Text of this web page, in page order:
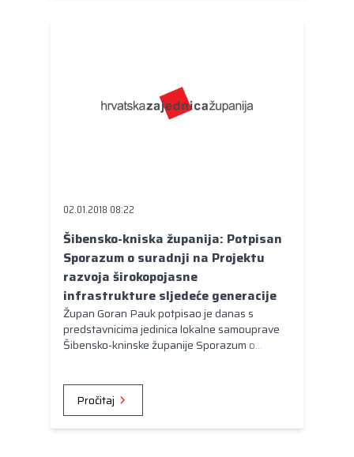
njihovom osobnom razvoju
02.01.2018 08:22
Šibensko-kniska županija: Potpisan
Sporazum o suradnji na Projektu
razvoja širokopojasne
infrastrukture sljedeće generacije
Župan Goran Pauk potpisao je danas s
predstavnicima jedinica lokalne samouprave
Šibensko-kninske županije Sporazum o
financira bespovratnim sredstvima Europske
unije.
Pročitaj